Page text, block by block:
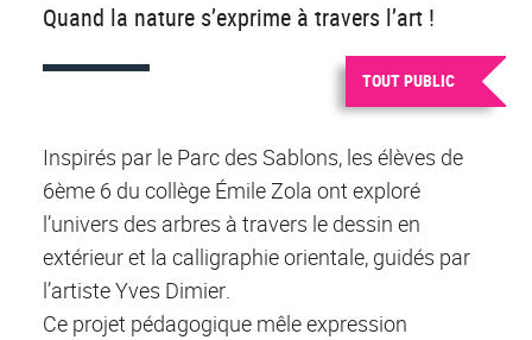
Quand la nature s’exprime à travers l’art !
TOUT PUBLIC
Inspirés par le Parc des Sablons, les élèves de
6ème 6 du collège Émile Zola ont exploré
l’univers des arbres à travers le dessin en
extérieur et la calligraphie orientale, guidés par
l’artiste Yves Dimier.
Ce projet pédagogique mêle expression